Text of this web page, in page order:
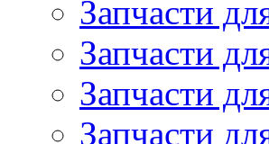
Запчасти
Запчасти
Запчасти
Запчасти